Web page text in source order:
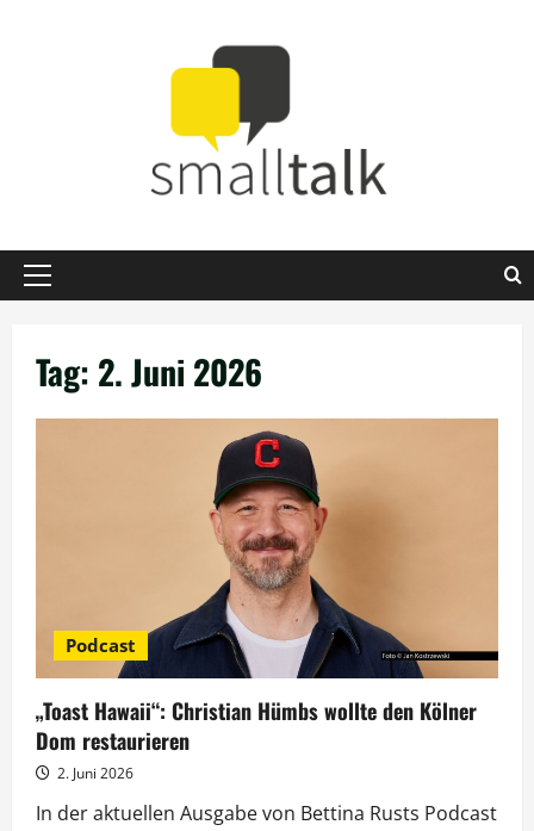
Primäres
Tag: 2. Juni 2026
Podcast
„Toast Hawaii“: Christian Hümbs wollte den Kölner
Dom restaurieren
2. Juni 2026
In der aktuellen Ausgabe von Bettina Rusts Podcast